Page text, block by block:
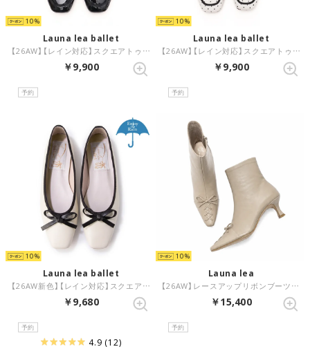
10
Launa lea ballet
【26AW】【レイン対応】スクエアトゥバレエローファー(RB8401A) （ブラックE）
￥9,900
予約
10
Launa lea ballet
【26AW】【レイン対応】スクエアトゥバレエローファー(RB8401A) （アイボリーE/C）
￥9,900
予約
10
Launa lea ballet
【26AW新色】【レイン対応】スクエアトゥバレエシューズ(RB7003A) （アイボリー/C）
￥9,680
予約
4.9 (12)
10
Launa lea
【26AW】レースアップリボンブーツ(0639) （アイボリー）
￥15,400
予約